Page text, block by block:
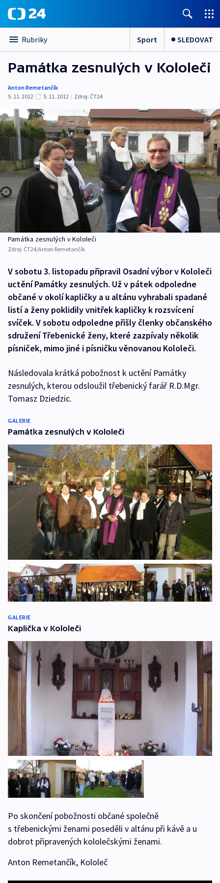
Rubriky Sport SLEDOVAT
Památka zesnulých v Kololeči
Anton Remetančík
5. 11. 2012
5. 11. 2012 | Zdroj: ČT24
Památka zesnulých v Kololeči
Zdroj: ČT24/Anton Remetančík
V sobotu 3. listopadu připravil Osadní výbor v Kololeči
uctění Památky zesnulých. Už v pátek odpoledne
občané v okolí kapličky a u altánu vyhrabali spadané
listí a ženy poklidily vnitřek kapličky k rozsvícení
svíček. V sobotu odpoledne přišly členky občanského
sdružení Třebenické ženy, které zazpívaly několik
písniček, mimo jiné i písničku věnovanou Kololeči.
Následovala krátká pobožnost k uctění Památky
zesnulých, kterou odsloužil třebenický farář R.D.Mgr.
Tomasz Dziedzic.
GALERIE
Památka zesnulých v Kololeči
GALERIE
Kaplička v Kololeči
Po skončení pobožnosti občané společně
s třebenickými ženami poseděli v altánu při kávě a u
dobrot připravených kololečskými ženami.
Anton Remetančík, Kololeč